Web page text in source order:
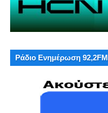
Ράδιο Ενημέρωση 92,2FM